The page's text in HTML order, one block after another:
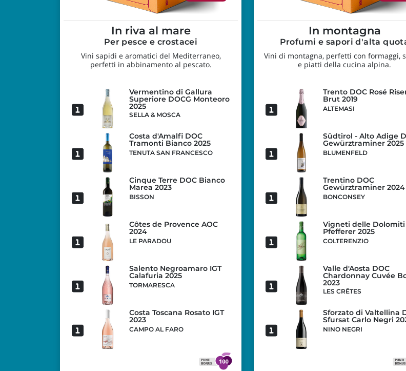
In riva al mare
Per pesce e crostacei
Vini sapidi e aromatici del Mediterraneo,
perfetti in abbinamento al pescato.
Vermentino di Gallura
Superiore DOCG Monteoro
2025
SELLA & MOSCA
Costa d'Amalfi DOC
Tramonti Bianco 2025
TENUTA SAN FRANCESCO
Cinque Terre DOC Bianco
Marea 2023
BISSON
Côtes de Provence AOC
2024
LE PARADOU
Salento Negroamaro IGT
Calafuria 2025
TORMARESCA
Costa Toscana Rosato IGT
2023
CAMPO AL FARO
In montagna
Profumi e sapori d'alta
Vini di montagna, perfetti con formaggi,
e piatti della cucina alpina.
Trento DOC Rosé
Brut 2019
ALTEMASI
Südtirol - Alto Adige
Gewürztraminer 2025
BLUMENFELD
Trentino DOC
Gewürztraminer 2024
BONCONSEY
Vigneti delle Dolomiti
Pfefferer 2025
COLTERENZIO
Valle d'Aosta DOC
Chardonnay Cuvée
2023
LES CRÊTES
Sforzato di Valtellina
Sfursat Carlo Negri
NINO NEGRI